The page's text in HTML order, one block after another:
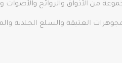
من الأذواق والروائح والأصوات
العتيقة والسلع الجلدية